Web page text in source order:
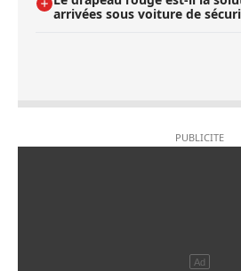
arrivées sous voiture de